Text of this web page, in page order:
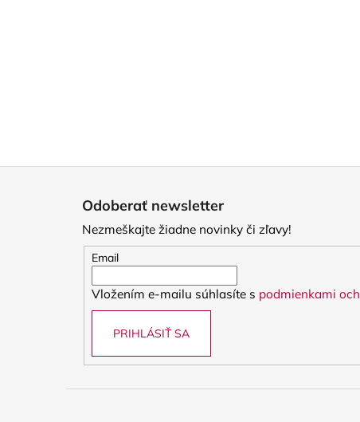
Odoberať newsletter
Nezmeškajte žiadne novinky či zľavy!
Email
Vložením e-mailu súhlasíte s podmienkami
PRIHLÁSIŤ SA